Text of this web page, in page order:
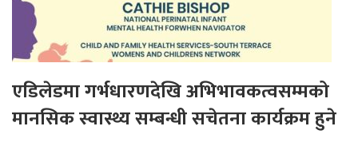
एडिलेडमा गर्भधारणदेखि अभिभावकत्वसम्मको
मानसिक स्वास्थ्य सम्बन्धी सचेतना कार्यक्रम हुने